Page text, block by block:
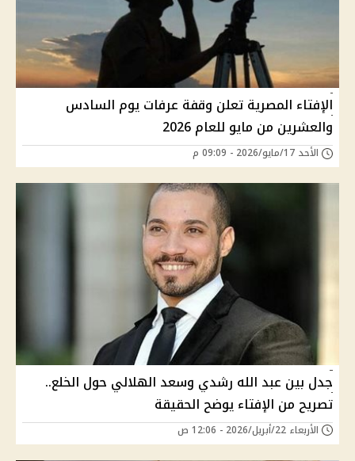
الإفتاء المصرية تعلن وقفة عرفات يوم السادس
والعشرين من مايو للعام 2026
الأحد 17/مايو/2026 - 09:09 م
جدل بين عبد الله رشدي وسعد الهلالي حول الخلع..
تصريح من الإفتاء يوضح الحقيقة
الأربعاء 22/أبريل/2026 - 12:06 ص